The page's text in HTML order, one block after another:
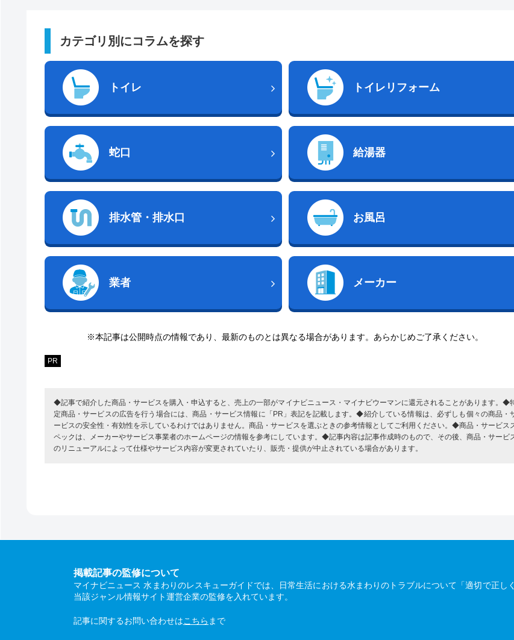
カテゴリ別にコラムを探す
トイレ トイレリフォーム
蛇口 給湯器
排水管・排水口 お風呂
業者 メーカー
※本記事は公開時点の情報であり、最新のものとは異なる場合があります。あらかじめご了承ください。
PR
◆記事で紹介した商品・サービスを購入・申込すると、売上の一部がマイナビニュース・マイナビウーマンに還元されることがあります。◆
定商品・サービスの広告を行う場合には、商品・サービス情報に「PR」表記を記載します。◆紹介している情報は、必ずしも個々の商品・
ービスの安全性・有効性を示しているわけではありません。商品・サービスを選ぶときの参考情報としてご利用ください。◆商品・サービス
ペックは、メーカーやサービス事業者のホームページの情報を参考にしています。◆記事内容は記事作成時のもので、その後、商品・サービ
のリニューアルによって仕様やサービス内容が変更されていたり、販売・提供が中止されている場合があります。
掲載記事の監修について
マイナビニュース 水まわりのレスキューガイドでは、日常生活における水まわりのトラブルについて「適切で正し
当該ジャンル情報サイト運営企業の監修を入れています。
記事に関するお問い合わせはこちら まで